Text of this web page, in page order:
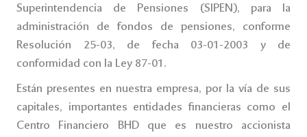
Superintendencia de Pensiones (SIPEN), para la
administración de fondos de pensiones, conforme
Resolución 25-03, de fecha 03-01-2003 y de
conformidad con la Ley 87-01.
Están presentes en nuestra empresa, por la vía de sus
capitales, importantes entidades financieras como el
Centro Financiero BHD que es nuestro accionista